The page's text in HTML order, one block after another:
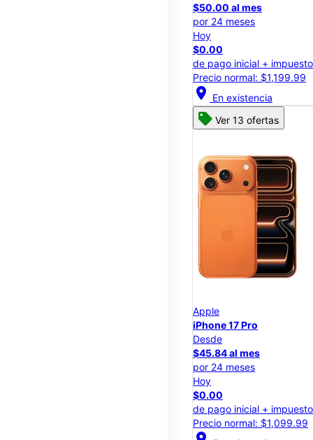
$50.00 al mes
por 24 meses
Hoy
$0.00
de pago inicial +
Precio normal: $1,199.99
location_on En existencia
Ver 13 ofertas
Apple
iPhone 17 Pro
Desde
$45.84 al mes
por 24 meses
Hoy
$0.00
de pago inicial +
Precio normal: $1,099.99